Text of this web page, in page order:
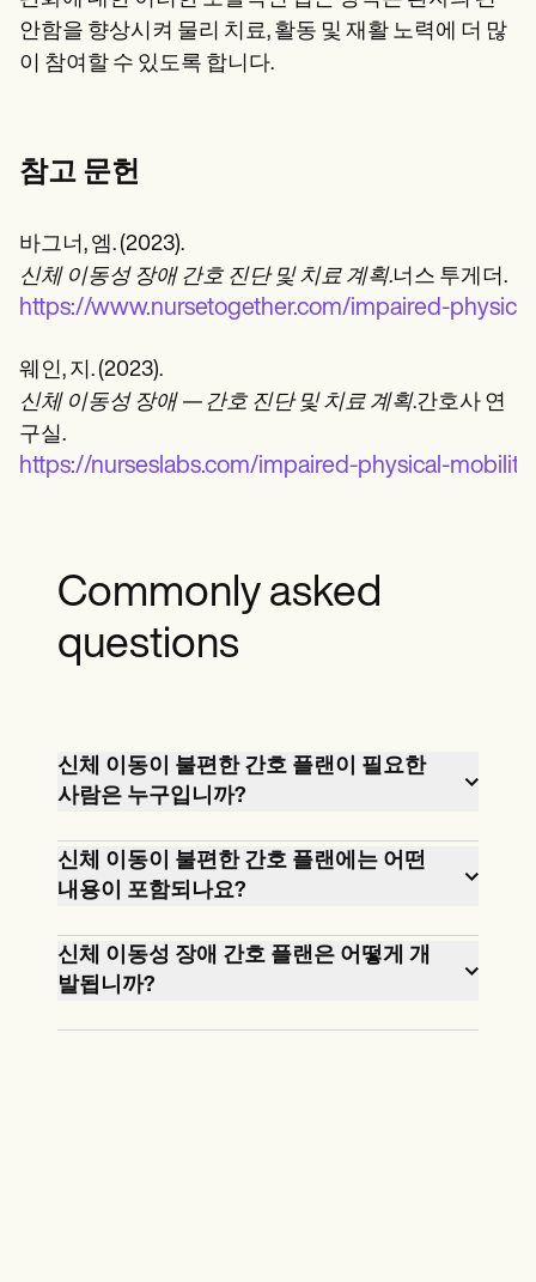
안함을 향상시켜 물리 치료, 활동 및 재활 노력에 더 많
이 참여할 수 있도록 합니다.
참고 문헌
바그너, 엠. (2023).
신체 이동성 장애 간호 진단 및 치료 계획.너스 투게더.
https://www.nursetogether.com/impaired-
웨인, 지. (2023).
신체 이동성 장애 — 간호 진단 및 치료 계획.간호사 연
구실.
https://nurseslabs.com/impaired-physical-mobility/
Commonly asked
questions
신체 이동이 불편한 간호 플랜이 필요한
사람은 누구입니까?
뇌졸중, 척수 손상, 골절 또는 이동에 영향
을 미치는 신경계 장애와 같은 질환이 있
는 고객은 신체 이동 장애 간호 플랜의 혜
택을 받을 수 있습니다.또한, 노화와 관련
된 거동이 불편한 고령자는 이러한 플랜
이 필요할 수 있습니다.
신체 이동이 불편한 간호 플랜에는 어떤
내용이 포함되나요?
치료 계획에는 일반적으로 고객의 이동
상태 평가, 거동 장애와 관련된 간호 진단,
이동 기술 개선 목표, 간호 중재 및 진행 상
황을 측정하기 위한 평가 기준이 포함됩
신체 이동성 장애 간호 플랜은 어떻게 개
발됩니까?
간호사는 고객의 이동성 한계, 기능적 상